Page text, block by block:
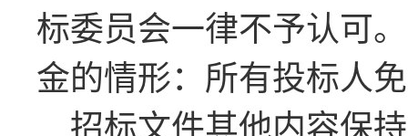
标委员会一律不予认可
金的情形：所有投标人
招标文件其他内容保